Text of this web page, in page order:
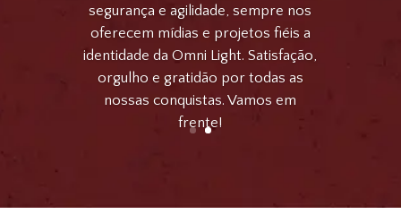
segurança e agilidade, sempre nos
oferecem mídias e projetos fiéis a
identidade da Omni Light. Satisfação,
orgulho e gratidão por todas as
nossas conquistas. Vamos em
frente!